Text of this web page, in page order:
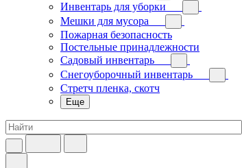
Инвентарь для уборки
Мешки для мусора
Пожарная безопасность
Постельные принадлежности
Садовый инвентарь
Снегоуборочный инвентарь
Стретч пленка, скотч
Еще